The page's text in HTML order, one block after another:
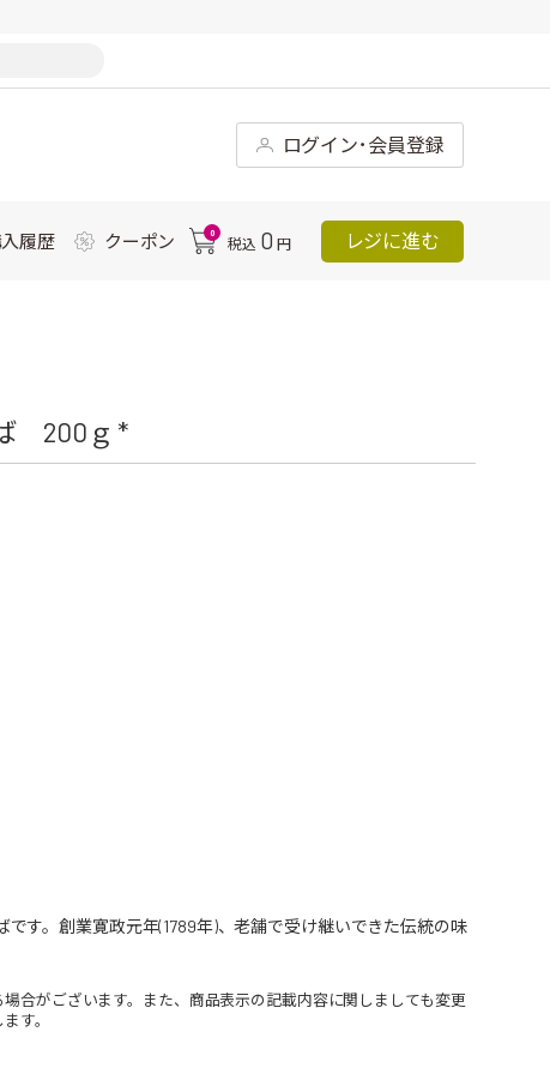
ログイン･会員登録
履歴 クーポン 0
税込 0 円 レジに進む
200ｇ *
す。創業寛政元年(1789年)、老舗で受け継いできた伝統の味
合がございます。また、商品表示の記載内容に関しましても変更
す。